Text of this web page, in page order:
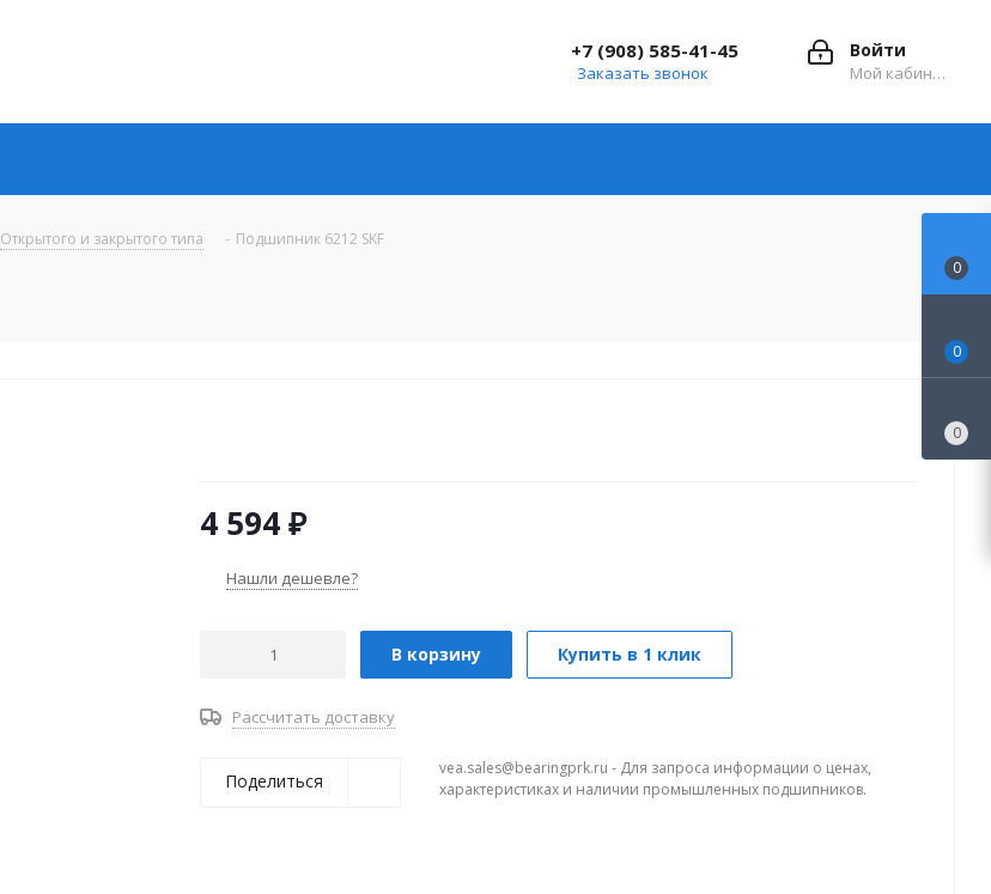
Войти
Мой кабинет
+7 (908) 585-41-45
Заказать звонок
Открытого и закрытого типа - Подшипник 6212 SKF
4 594₽
Нашли дешевле?
В корзину Купить в 1 клик
Рассчитать доставку
Поделиться
vea.sales@bearingprk.ru - Для запроса информации о ценах,
характеристиках и наличии промышленных подшипников.
0
0
0